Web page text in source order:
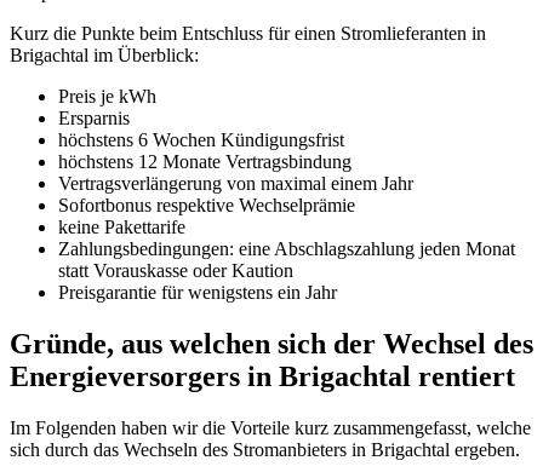
Kurz die Punkte beim Entschluss für einen Stromlieferanten in
Brigachtal im Überblick:
Preis je kWh
Ersparnis
höchstens 6 Wochen Kündigungsfrist
höchstens 12 Monate Vertragsbindung
Vertragsverlängerung von maximal einem Jahr
Sofortbonus respektive Wechselprämie
keine Pakettarife
Zahlungsbedingungen: eine Abschlagszahlung jeden Monat
statt Vorauskasse oder Kaution
Preisgarantie für wenigstens ein Jahr
Gründe, aus welchen sich der Wechsel des
Energieversorgers in Brigachtal rentiert
Im Folgenden haben wir die Vorteile kurz zusammengefasst, welche
sich durch das Wechseln des Stromanbieters in Brigachtal ergeben.